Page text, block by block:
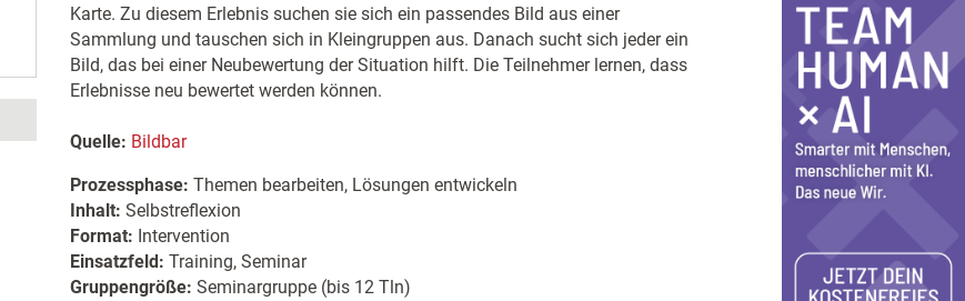
Karte. Zu diesem Erlebnis suchen sie sich ein passendes Bild aus einer
Sammlung und tauschen sich in Kleingruppen aus. Danach sucht sich jeder ein
Bild, das bei einer Neubewertung der Situation hilft. Die Teilnehmer lernen, dass
Erlebnisse neu bewertet werden können.
Quelle: Bildbar
Prozessphase: Themen bearbeiten, Lösungen entwickeln
Inhalt: Selbstreflexion
Format: Intervention
Einsatzfeld: Training, Seminar
Gruppengröße: Seminargruppe (bis 12 Tln)